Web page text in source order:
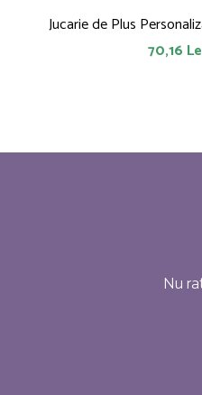
Jucarie de Plus
70,16
Nu